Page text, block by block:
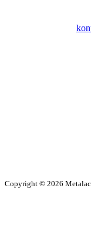
Copyright © 2026